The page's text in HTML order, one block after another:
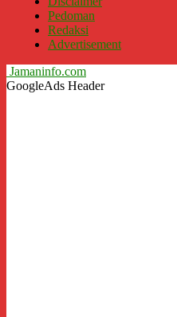
Pedoman
Redaksi
Advertisement
Jamaninfo.com
GoogleAds Header